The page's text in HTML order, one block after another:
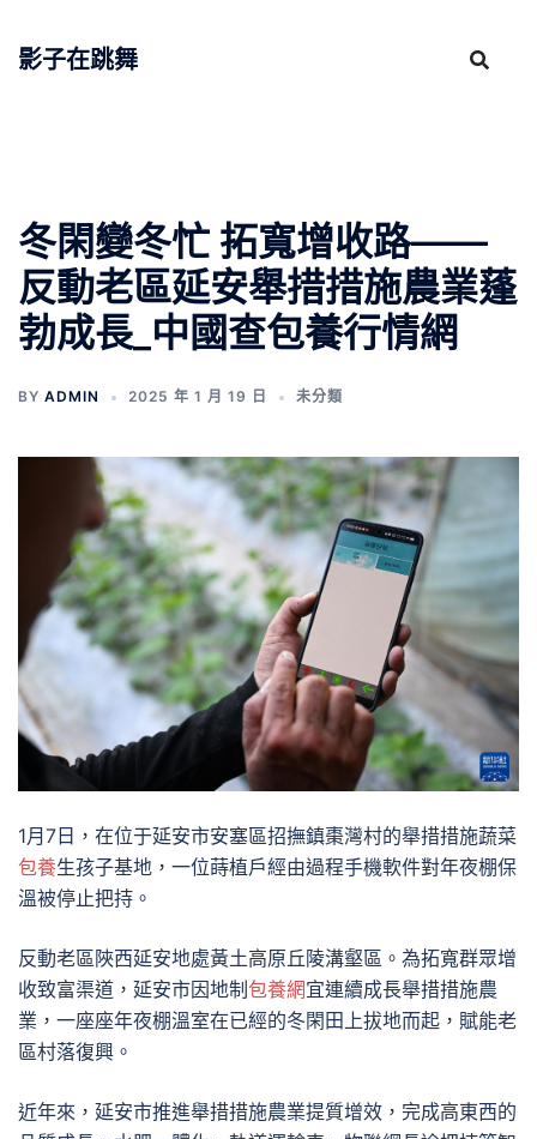
影子在跳舞
冬閑變冬忙 拓寬增收路——
反動老區延安舉措措施農業蓬
勃成長_中國查包養行情網
BY ADMIN 2025 年 1 月 19 日 未分類
1月7日，在位于延安市安塞區招撫鎮棗灣村的舉措措施蔬菜
包養生孩子基地，一位蒔植戶經由過程手機軟件對年夜棚保
溫被停止把持。
反動老區陜西延安地處黃土高原丘陵溝壑區。為拓寬群眾增
收致富渠道，延安市因地制包養網宜連續成長舉措措施農
業，一座座年夜棚溫室在已經的冬閑田上拔地而起，賦能老
區村落復興。
近年來，延安市推進舉措措施農業提質增效，完成高東西的